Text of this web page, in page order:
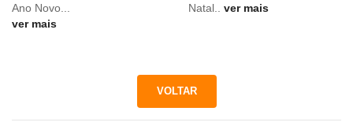
Ano Novo...
ver mais
Natal..
ver mais